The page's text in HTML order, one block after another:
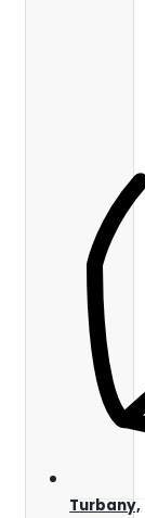
Turbany,